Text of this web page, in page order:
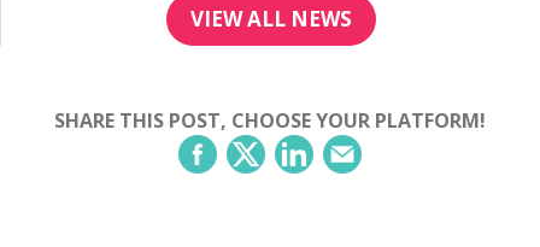
VIEW ALL NEWS
SHARE THIS POST, CHOOSE YOUR PLATFORM!